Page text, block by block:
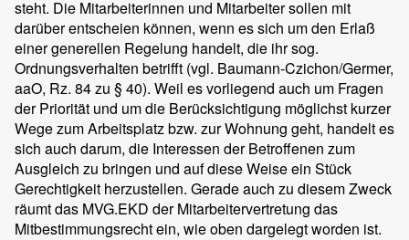
steht. Die Mitarbeiterinnen und Mitarbeiter sollen mit
darüber entscheien können, wenn es sich um den Erlaß
einer generellen Regelung handelt, die ihr sog.
Ordnungsverhalten betrifft (vgl. Baumann-Czichon/Germer,
aaO, Rz. 84 zu § 40). Weil es vorliegend auch um Fragen
der Priorität und um die Berücksichtigung möglichst kurzer
Wege zum Arbeitsplatz bzw. zur Wohnung geht, handelt es
sich auch darum, die Interessen der Betroffenen zum
Ausgleich zu bringen und auf diese Weise ein Stück
Gerechtigkeit herzustellen. Gerade auch zu diesem Zweck
räumt das MVG.EKD der Mitarbeitervertretung das
Mitbestimmungsrecht ein, wie oben dargelegt worden ist.